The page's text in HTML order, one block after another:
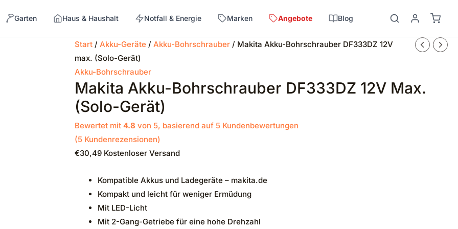
Garten Haus & Haushalt Notfall & Energie Marken Angebote Blog
→
Start/ Akku-Geräte / Akku-Bohrschrauber/ Makita Akku-Bohrschrauber DF333DZ 12V
max. (Solo-Gerät)
Akku-Bohrschrauber
Makita Akku-Bohrschrauber DF333DZ 12V Max.
(Solo-Gerät)
Bewertet mit 4.8 von 5, basierend auf 5Kundenbewertungen
(5Kundenrezensionen)
€30,49 Kostenloser Versand
Kompatible Akkus und Ladegeräte – makita.de
Kompakt und leicht für weniger Ermüdung
Mit LED-Licht
Mit 2-Gang-Getriebe für eine hohe Drehzahl